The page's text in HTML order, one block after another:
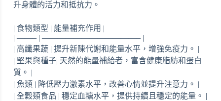
升身體的活力和抵抗力。
| 食物類型 | 能量補充作用 |
| ——– | ————————————– |
| 高纖果蔬 | 提升新陳代謝和能量水平，增強免疫力。 |
| 堅果與種子| 天然的能量補給者，富含健康脂肪和蛋白
質。 |
| 魚類 | 降低壓力激素水平，改善心情並提升注意力。 |
| 全穀類食品 | 穩定血糖水平，提供持續且穩定的能量。 |